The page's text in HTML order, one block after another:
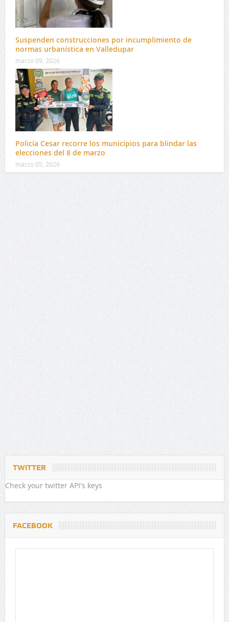
Suspenden construcciones por incumplimiento de
normas urbanística en Valledupar
marzo 09, 2026
Policía Cesar recorre los municipios para blindar las
elecciones del 8 de marzo
marzo 05, 2026
TWITTER
Check your twitter API's keys
FACEBOOK